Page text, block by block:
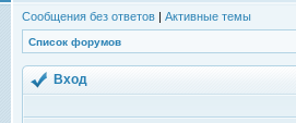
Сообщения без ответов | Активные темы
Список форумов
Вход